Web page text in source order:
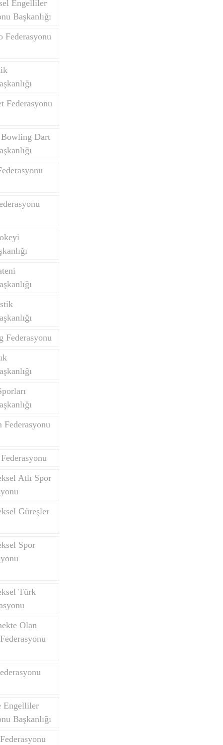
Engelliler
Başkanlığı
Federasyonu
Federasyonu
Dart
Federasyonu
Atlı Spor
Güreşler
Spor
Türk
Olan
Engelliler
Başkanlığı